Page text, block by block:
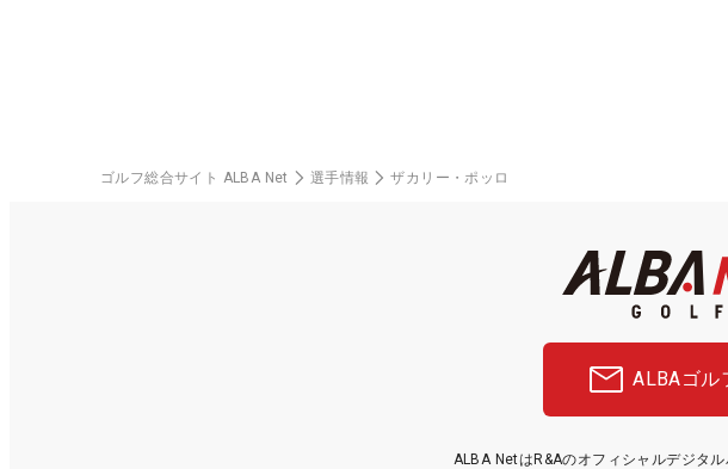
ゴルフ総合サイト ALBA Net 選手情報 ザカリー・ポッロ
ALBAゴル
ALBA NetはR&Aのオフィシャルデジタ